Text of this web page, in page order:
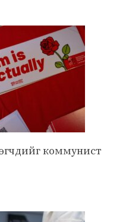
коммунист